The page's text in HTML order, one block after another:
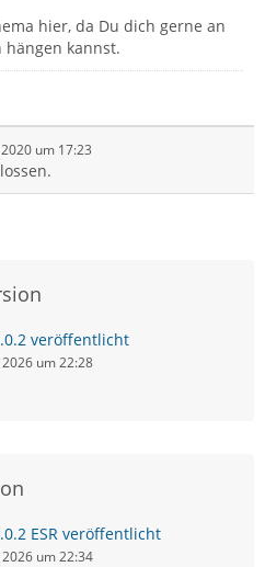
hier, da Du dich gerne an
kannst.
um 17:23
veröffentlicht
um 22:28
ESR veröffentlicht
um 22:34